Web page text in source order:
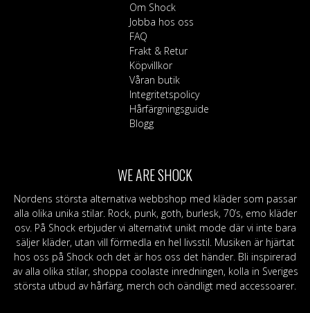
Om Shock
Jobba hos oss
FAQ
Frakt & Retur
Köpvillkor
Våran butik
Integritetspolicy
Hårfärgningsguide
Blogg
WE ARE SHOCK
Nordens största alternativa webbshop med kläder som passar
alla olika unika stilar. Rock, punk, goth, burlesk, 70’s, emo kläder
osv. På Shock erbjuder vi alternativt unikt mode där vi inte bara
säljer kläder, utan vill förmedla en hel livsstil. Musiken är hjärtat
hos oss på Shock och det är hos oss det händer. Bli inspirerad
av alla olika stilar, shoppa coolaste inredningen, kolla in Sveriges
största utbud av hårfärg, merch och oändligt med accessoarer.